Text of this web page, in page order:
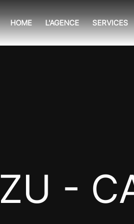
HOME L'AGENCE SERVICES
ZU -